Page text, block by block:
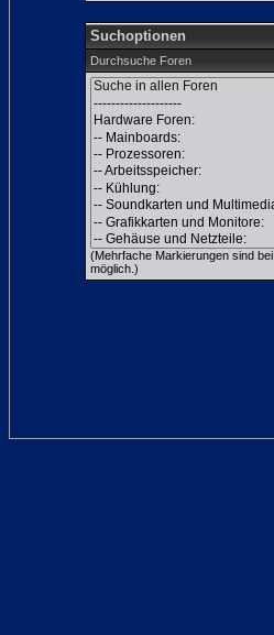
Suchoptionen
Durchsuche Foren
(Mehrfache Markierungen sind
möglich.)